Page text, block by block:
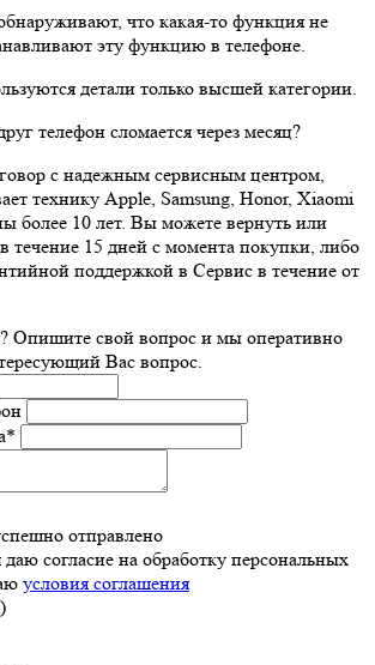
что какая-то функция не
эту функцию в телефоне.
детали только высшей категории.
телефон сломается через месяц?
с надежным сервисным центром,
технику Apple, Samsung, Honor, Xiaomi
более 10 лет. Вы можете вернуть или
течение 15 дней с момента покупки, либо
поддержкой в Сервис в течение от
Опишите свой вопрос и мы оперативно
Вас вопрос.
*
отправлено
согласие на обработку персональных
условия соглашения